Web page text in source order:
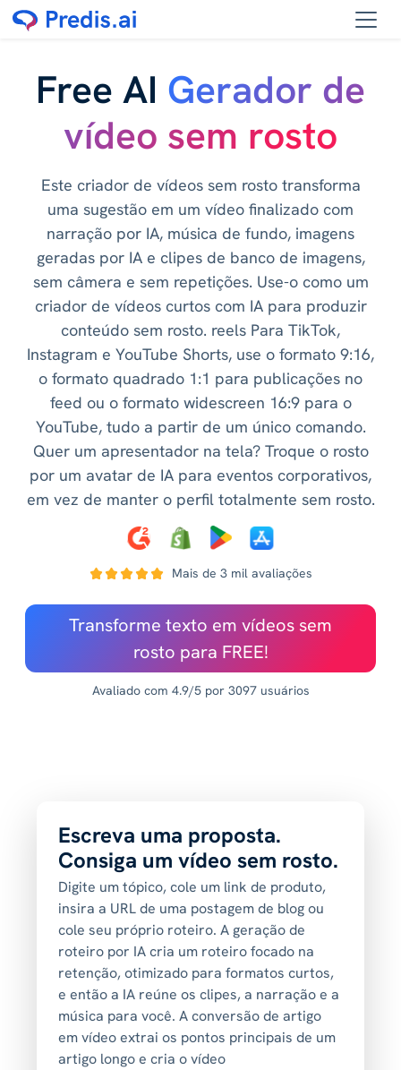
Free AI Gerador de
vídeo sem rosto
Este criador de vídeos sem rosto transforma
uma sugestão em um vídeo finalizado com
narração por IA, música de fundo, imagens
geradas por IA e clipes de banco de imagens,
sem câmera e sem repetições. Use-o como um
criador de vídeos curtos com IA para produzir
conteúdo sem rosto. reels Para TikTok,
Instagram e YouTube Shorts, use o formato 9:16,
o formato quadrado 1:1 para publicações no
feed ou o formato widescreen 16:9 para o
YouTube, tudo a partir de um único comando.
Quer um apresentador na tela? Troque o rosto
por um avatar de IA para eventos corporativos,
em vez de manter o perfil totalmente sem rosto.
Mais de 3 mil avaliações
Transforme texto em vídeos sem
rosto para FREE!
Avaliado com 4.9/5 por 3097 usuários
Escreva uma proposta.
Consiga um vídeo sem rosto.
Digite um tópico, cole um link de produto,
insira a URL de uma postagem de blog ou
cole seu próprio roteiro. A geração de
roteiro por IA cria um roteiro focado na
retenção, otimizado para formatos curtos,
e então a IA reúne os clipes, a narração e a
música para você. A conversão de artigo
em vídeo extrai os pontos principais de um
artigo longo e cria o vídeo